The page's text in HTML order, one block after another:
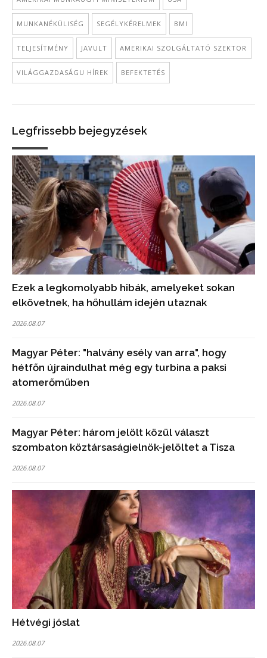
MUNKANÉKÜLISÉG SEGÉLYKÉRELMEK BMI
TELJESÍTMÉNY JAVULT AMERIKAI SZOLGÁLTATÓ SZEKTOR
VILÁGGAZDASÁGU HÍREK BEFEKTETÉS
Legfrissebb bejegyzések
Ezek a legkomolyabb hibák, amelyeket sokan
elkövetnek, ha hőhullám idején utaznak
2026.08.07
Magyar Péter: "halvány esély van arra", hogy
hétfőn újraindulhat még egy turbina a paksi
atomerőműben
2026.08.07
Magyar Péter: három jelölt közül választ
szombaton köztársaságielnök-jelöltet a Tisza
2026.08.07
Hétvégi jóslat
2026.08.07